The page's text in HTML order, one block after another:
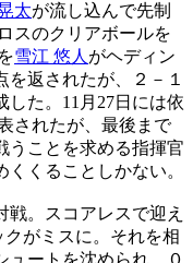
太が流し込んで先制
スのクリアボールを
雪江 悠人 がヘディン
返されたが、２－１
した。11月27日には依
されたが、最後まで
うことを求める指揮官
くることしかない。
。スコアレスで迎え
クがミスに。それを相